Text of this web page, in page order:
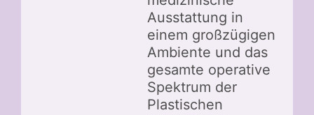
Ausstattung in
einem großzügigen
Ambiente und das
gesamte operative
Spektrum der
Plastischen